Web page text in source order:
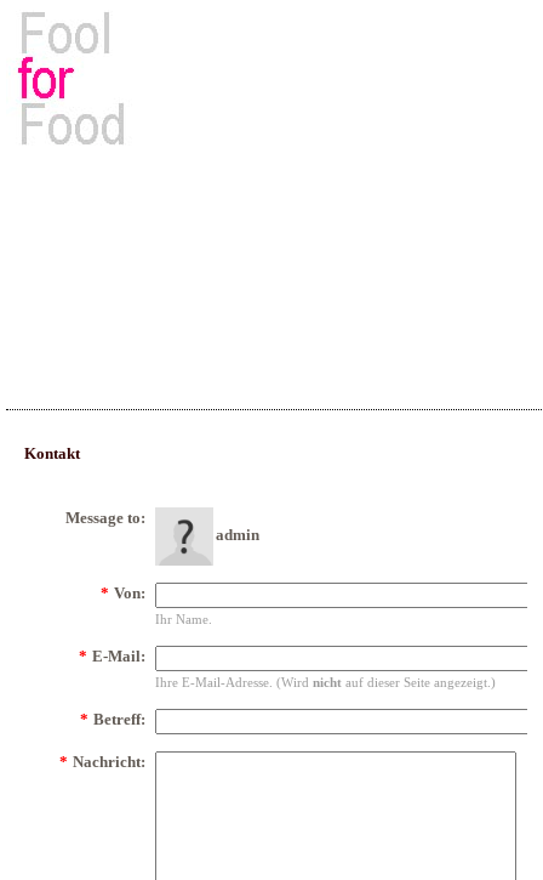
Kontakt
Message to:
admin
* Von:
Ihr Name.
* E-Mail:
Ihre E-Mail-Adresse. (Wird nicht auf dieser Seite angezeigt.)
* Betreff:
* Nachricht: